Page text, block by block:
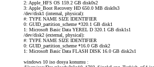
2: Apple_HFS OS 159.2 GB disk0s2
3: Apple_Boot Recovery HD 650.0 MB disk0s3
/dev/disk1 (internal, physical):
#: TYPE NAME SIZE IDENTIFIER
0: GUID_partition_scheme *320.1 GB disk1
1: Microsoft Basic Data YEREL D 320.1 GB disk1s1
/dev/disk2 (external, physical):
#: TYPE NAME SIZE IDENTIFIER
0: GUID_partition_scheme *16.0 GB disk2
1: Microsoft Basic Data FLASH DISK 16.0 GB disk2s1
windows 10 iso dosya konumu :